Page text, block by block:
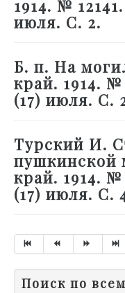
1914. №
июля. С. 2.
Б. п. На
край. 1914.
(17) июля. С.
Турский И.
край. 1914.
(17) июля. С.
Поиск по